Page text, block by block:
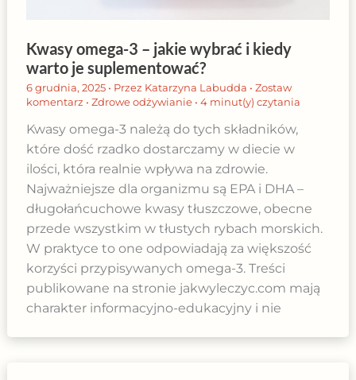
Kwasy omega-3 – jakie wybrać i kiedy
warto je suplementować?
6 grudnia, 2025 • Przez Katarzyna Labudda • Zostaw
komentarz • Zdrowe odżywianie• 4 minut(y) czytania
Kwasy omega-3 należą do tych składników,
które dość rzadko dostarczamy w diecie w
ilości, która realnie wpływa na zdrowie.
Najważniejsze dla organizmu są EPA i DHA –
długołańcuchowe kwasy tłuszczowe, obecne
przede wszystkim w tłustych rybach morskich.
W praktyce to one odpowiadają za większość
korzyści przypisywanych omega-3. Treści
publikowane na stronie jakwyleczyc.com mają
charakter informacyjno-edukacyjny i nie